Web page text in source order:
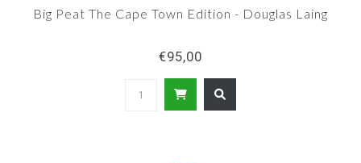
Big Peat The Cape Town Edition - Douglas Laing
€95,00